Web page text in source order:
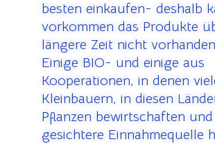
besten einkaufen- deshalb
vorkommen das Produkte
längere Zeit nicht
Einige BIO- und einige aus
Kooperationen, in denen
Kleinbauern, in diesen
Pflanzen bewirtschaften
gesichtere Einnahmequelle